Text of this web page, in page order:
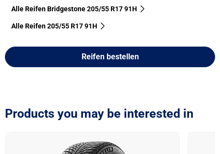
Alle Reifen Bridgestone 205/55 R17 91H
Alle Reifen‎ 205/55 R17 91H
Reifen bestellen
Products you may be interested in